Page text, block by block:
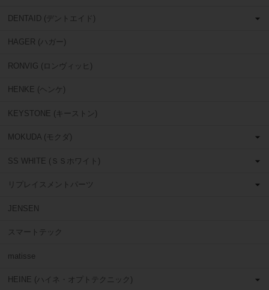
DENTAID (デントエイド)
HAGER (ハガー)
RONVIG (ロンヴィッヒ)
HENKE (ヘンケ)
KEYSTONE (キーストン)
MOKUDA (モクダ)
SS WHITE (ＳＳホワイト)
リプレイスメントパーツ
JENSEN
スマートテック
matisse
HEINE (ハイネ・オプトテクニック)